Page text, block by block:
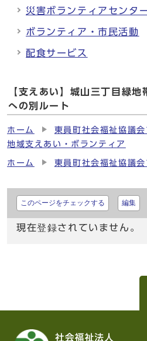
災害ボランティアセンタ
ボランティア・市民活動
配食サービス
【支えあい】城山三丁目緑
への別ルート
ホーム
東員町社会福祉協議会
地域支えあい・ボランティア
ホーム 東員町社会福祉協議会
このページをチェックする 編集
現在登録されていません。